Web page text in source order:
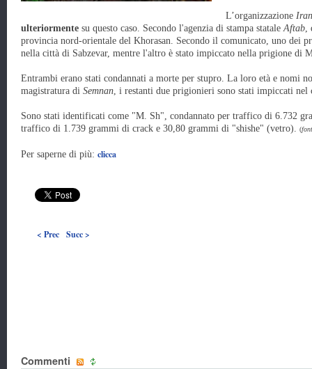
L’organizzazione
ulteriormente su questo caso. Secondo l'agenzia di stampa stataleAftab,
provincia nord-orientale del Khorasan. Secondo il comunicato, uno dei
nella città di Sabzevar, mentre l'altro è stato impiccato nella prigione di
Entrambi erano stati condannati a morte per stupro. La loro età e nomi
magistratura di Semnan, i restanti due prigionieri sono stati impiccati nel
Sono stati identificati come "M. Sh", condannato per traffico di 6.732
traffico di 1.739 grammi di crack e 30,80 grammi di "shishe" (vetro). (
Per saperne di più: clicca
< Prec Succ >
Commenti